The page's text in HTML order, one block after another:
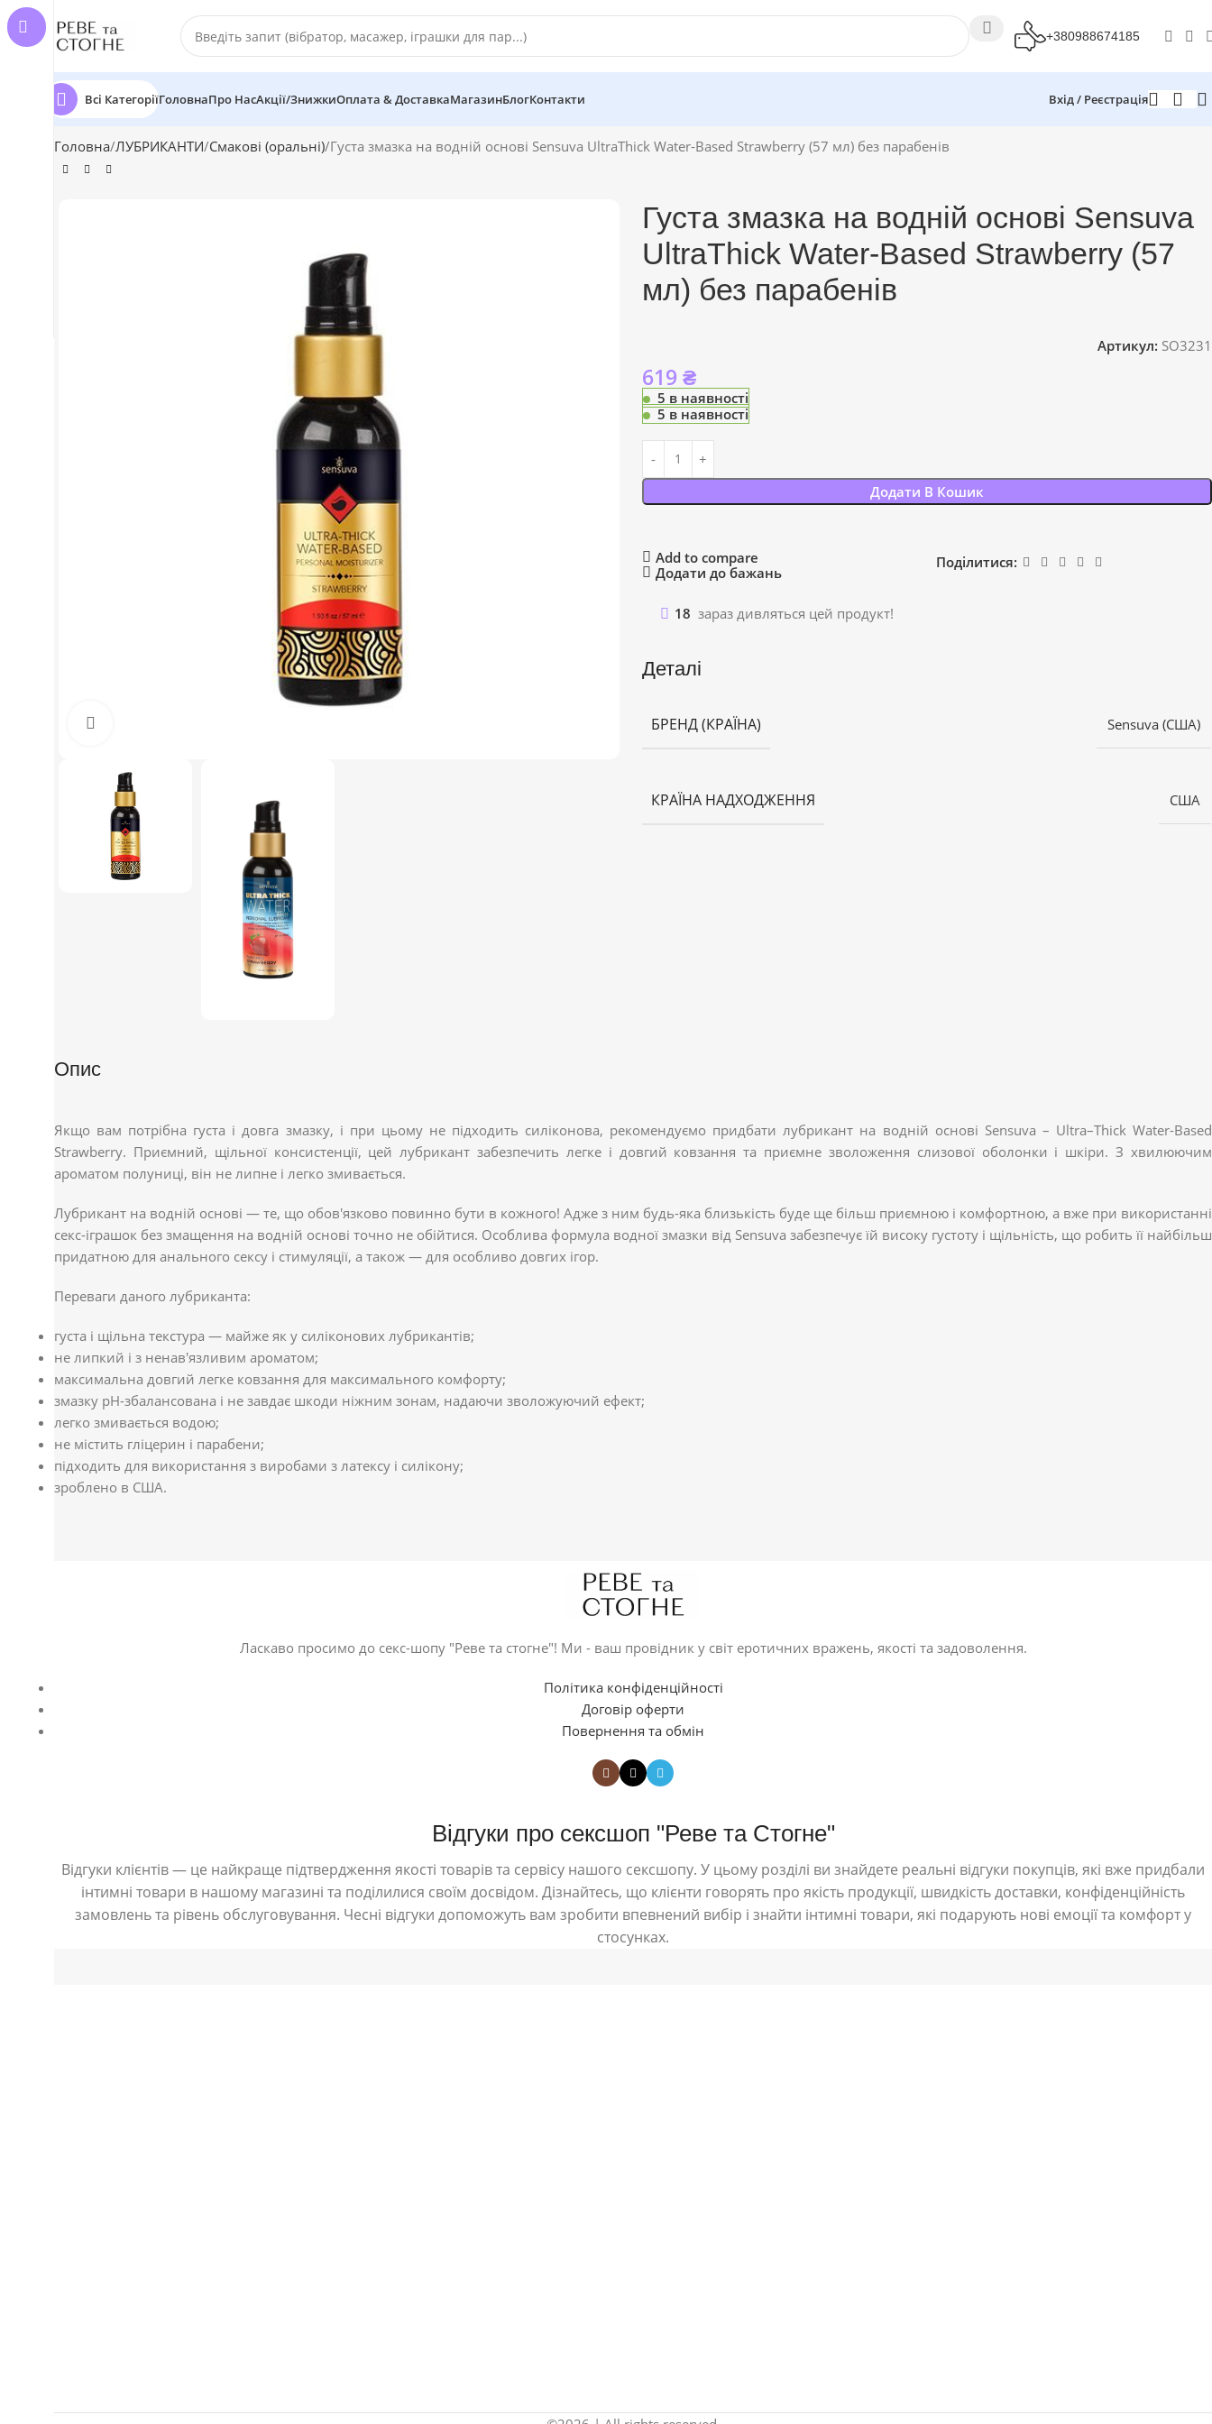
+380988674185
Всі КатегоріїГоловнаПро НасАкції/ЗнижкиОплата & ДоставкаМагазинБлогКонтакти Вхід / Реєстрація
Головна ЛУБРИКАНТИ Смакові (оральні) Густа змазка на водній основі Sensuva UltraThick Water-Based Strawberry (57 мл) без парабенів
Густа змазка на водній основі Sensuva
UltraThick Water-Based Strawberry (57
мл) без парабенів
Артикул: SO3231
619 ₴
5 в наявності
5 в наявності
Додати В Кошик
Add to compare
Додати до бажань
Поділитися:
18 зараз дивляться цей продукт!
Деталі
БРЕНД (КРАЇНА) Sensuva (США)
КРАЇНА НАДХОДЖЕННЯ США
Опис
Якщо вам потрібна густа і довга змазку, і при цьому не підходить силіконова, рекомендуємо придбати лубрикант на водній основі Sensuva – Ultra–Thick Water-Based
Strawberry. Приємний, щільної консистенції, цей лубрикант забезпечить легке і довгий ковзання та приємне зволоження слизової оболонки і шкіри. З хвилюючим
ароматом полуниці, він не липне і легко змивається.
Лубрикант на водній основі — те, що обов'язково повинно бути в кожного! Адже з ним будь-яка близькість буде ще більш приємною і комфортною, а вже при використанні
секс-іграшок без змащення на водній основі точно не обійтися. Особлива формула водної змазки від Sensuva забезпечує їй високу густоту і щільність, що робить її найбільш
придатною для анального сексу і стимуляції, а також — для особливо довгих ігор.
Переваги даного лубриканта:
густа і щільна текстура — майже як у силіконових лубрикантів;
не липкий і з ненав'язливим ароматом;
максимальна довгий легке ковзання для максимального комфорту;
змазку pH-збалансована і не завдає шкоди ніжним зонам, надаючи зволожуючий ефект;
легко змивається водою;
не містить гліцерин і парабени;
підходить для використання з виробами з латексу і силікону;
зроблено в США.
Ласкаво просимо до секс-шопу "Реве та стогне"! Ми - ваш провідник у світ еротичних вражень, якості та задоволення.
Політика конфіденційності
Договір оферти
Повернення та обмін
Відгуки про сексшоп "Реве та Стогне"
Відгуки клієнтів — це найкраще підтвердження якості товарів та сервісу нашого сексшопу. У цьому розділі ви знайдете реальні відгуки покупців, які вже придбали
інтимні товари в нашому магазині та поділилися своїм досвідом. Дізнайтесь, що клієнти говорять про якість продукції, швидкість доставки, конфіденційність
замовлень та рівень обслуговування. Чесні відгуки допоможуть вам зробити впевнений вибір і знайти інтимні товари, які подарують нові емоції та комфорт у
стосунках.